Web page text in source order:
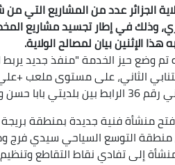
الجزائر عدد من المشاريع
وذلك في إطار تجسيد مشاريع
الإثنين بيان لمصالح الولاية.
الثاني، على مستوى ملعب
وأولاد فايت".
منشأة فنية جديدة بمنطقة
التوسع السياحي سيدي فرج
إلى تفادي نقاط التقاطع وتنظيم